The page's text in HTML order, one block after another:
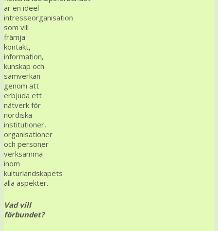
är en ideel
intresseorganisation
som vill
främja
kontakt,
information,
kunskap och
samverkan
genom att
erbjuda ett
nätverk för
nordiska
institutioner,
organisationer
och personer
verksamma
inom
kulturlandskapets
alla aspekter.
Vad vill
förbundet?